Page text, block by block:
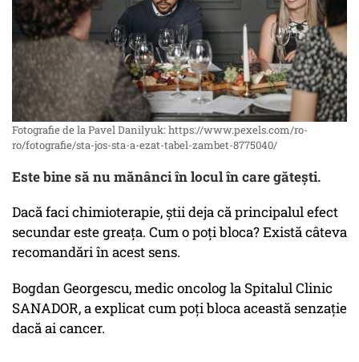
Fotografie de la Pavel Danilyuk: https://www.pexels.com/ro-
ro/fotografie/sta-jos-sta-a-ezat-tabel-zambet-8775040/
Este bine să nu mănânci în locul în care gătești.
Dacă faci chimioterapie, știi deja că principalul efect
secundar este greața. Cum o poți bloca? Există câteva
recomandări în acest sens.
Bogdan Georgescu, medic oncolog la Spitalul Clinic
SANADOR, a explicat cum poți bloca această senzație
dacă ai cancer.